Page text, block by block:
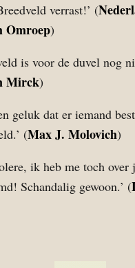
verrast!’ (
Omroep)
is voor de duvel nog
Mirck)
geluk dat er iemand
(Max J. Molovich)
ik heb me toch over
Schandalig gewoon.’ (